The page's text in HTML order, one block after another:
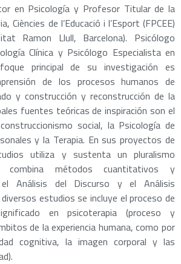
en Psicología y Profesor Titular de la
Ciències de l’Educació i l’Esport (FPCEE)
Ramon Llull, Barcelona). Psicólogo
Clínica y Psicólogo Especialista en
principal de su investigación es
de los procesos humanos de
y construcción y reconstrucción de la
fuentes teóricas de inspiración son el
social, la Psicología de
y la Terapia. En sus proyectos de
utiliza y sustenta un pluralismo
combina métodos cuantitativos y
Análisis del Discurso y el Análisis
estudios se incluye el proceso de
en psicoterapia (proceso y
de la experiencia humana, como por
cognitiva, la imagen corporal y las